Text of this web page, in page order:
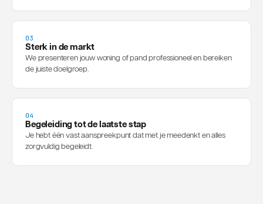
03
Sterk in de markt
We presenteren jouw woning of pand professioneel en bereiken
de juiste doelgroep.
04
Begeleiding tot de laatste stap
Je hebt één vast aanspreekpunt dat met je meedenkt en alles
zorgvuldig begeleidt.